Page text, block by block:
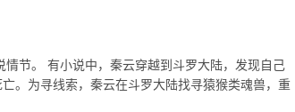
节。 有小说中，秦云穿越到斗罗大陆，发现自己
。为寻线索，秦云在斗罗大陆找寻猿猴类魂兽，重